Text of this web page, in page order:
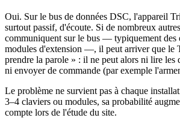
Oui. Sur le bus de données DSC, l'appareil
surtout passif, d'écoute. Si de nombreux
communiquent sur le bus — typiquement des
modules d'extension —, il peut arriver que le
prendre la parole » : il ne peut alors ni lire les
ni envoyer de commande (par exemple
Le problème ne survient pas à chaque
3–4 claviers ou modules, sa probabilité
compte lors de l'étude du site.